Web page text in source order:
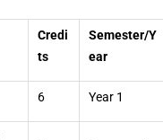
Credi
ts
Semester/Y
ear
6 Year 1